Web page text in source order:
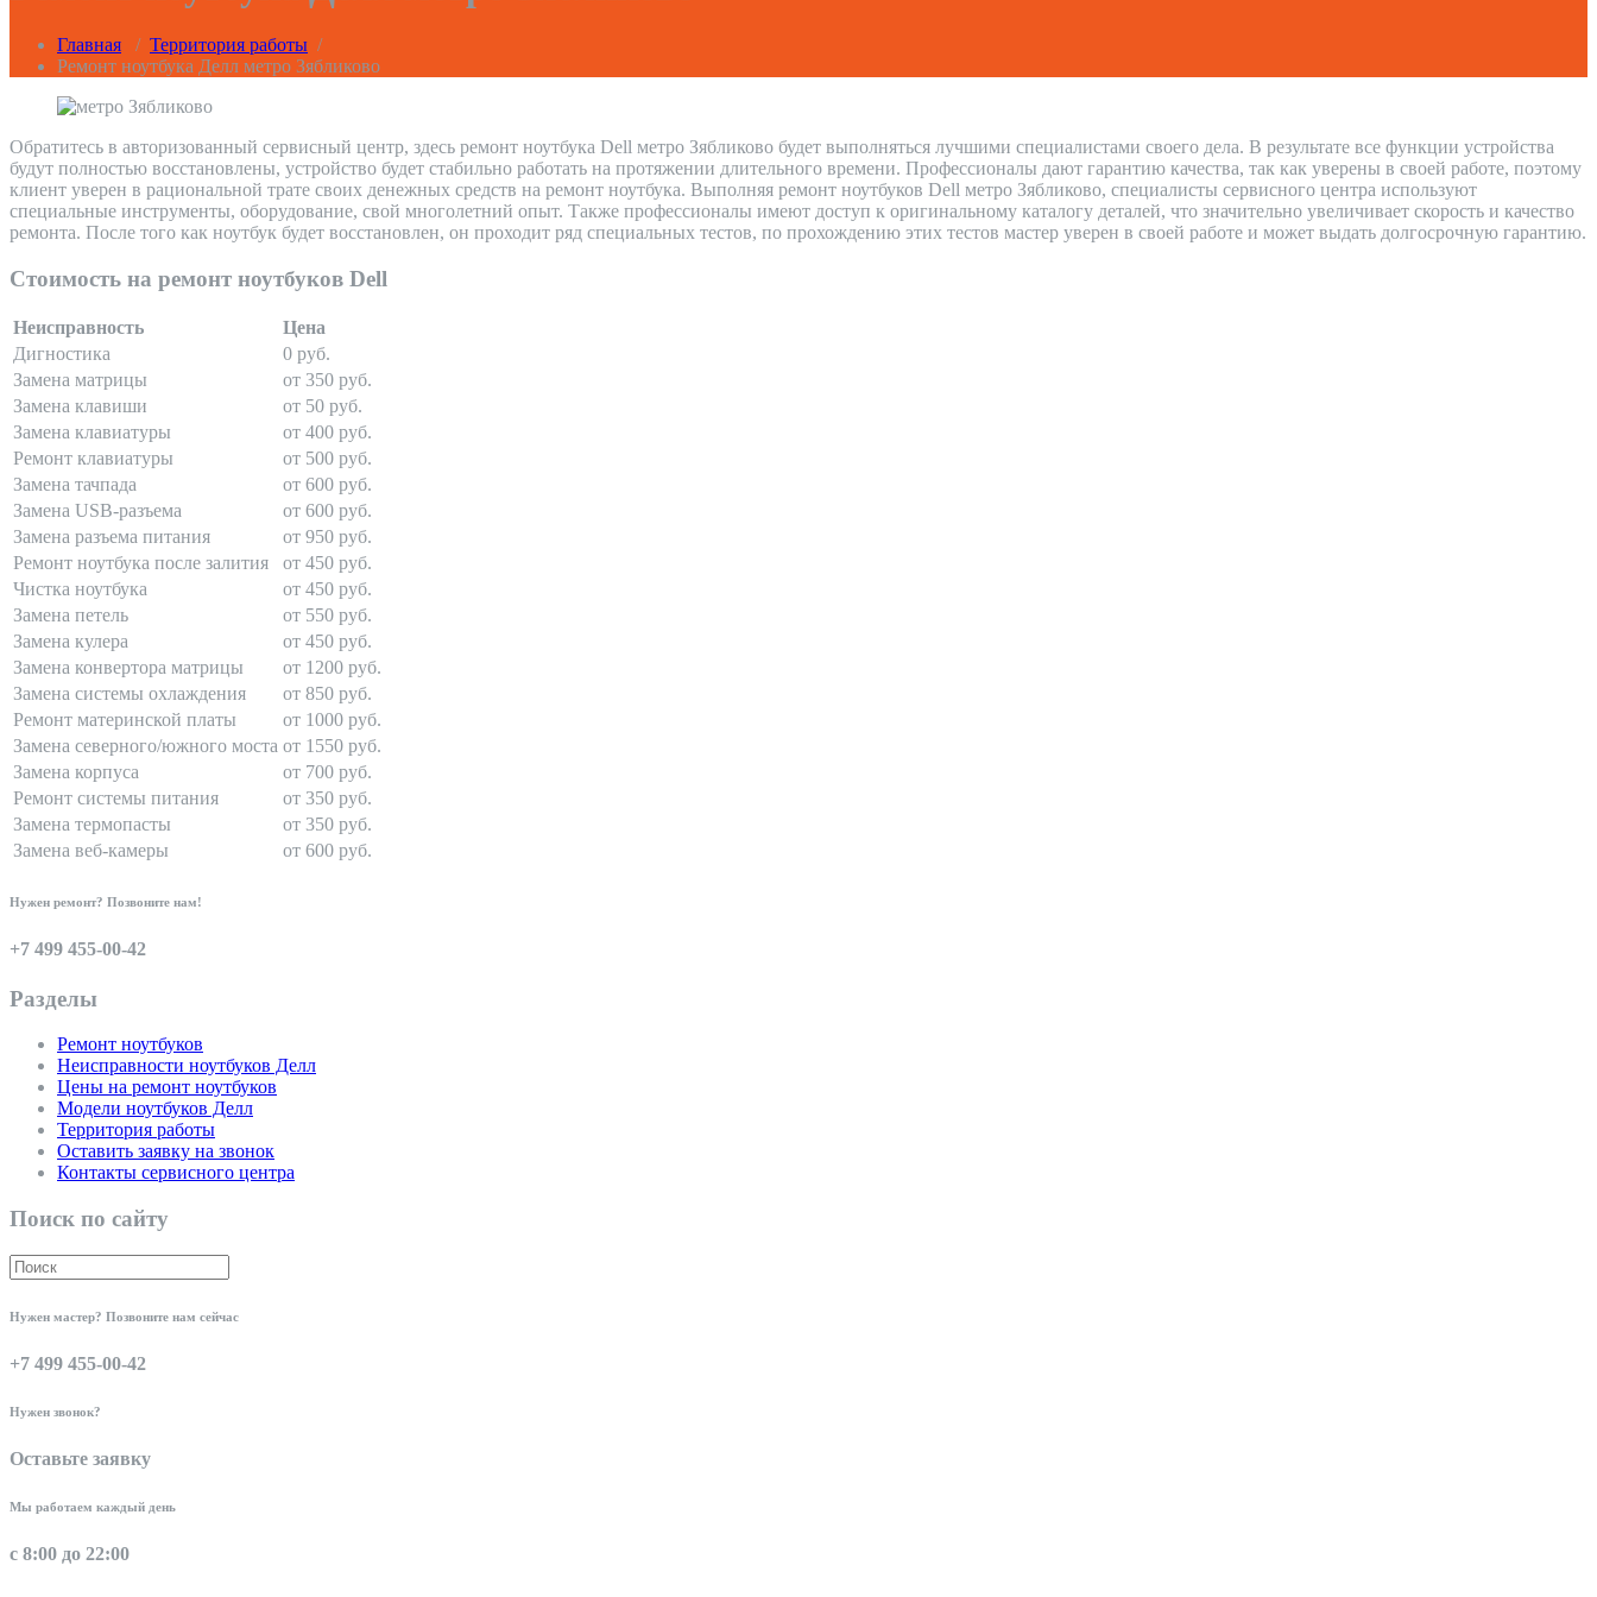
Главная / Территория работы /
Ремонт ноутбука Делл метро Зябликово
Обратитесь в авторизованный сервисный центр, здесь ремонт ноутбука Dell метро Зябликово будет выполняться лучшими специалистами своего дела. В результате все функции устройства
будут полностью восстановлены, устройство будет стабильно работать на протяжении длительного времени. Профессионалы дают гарантию качества, так как уверены в своей работе, поэтому
клиент уверен в рациональной трате своих денежных средств на ремонт ноутбука. Выполняя ремонт ноутбуков Dell метро Зябликово, специалисты сервисного центра используют
специальные инструменты, оборудование, свой многолетний опыт. Также профессионалы имеют доступ к оригинальному каталогу деталей, что значительно увеличивает скорость и качество
ремонта. После того как ноутбук будет восстановлен, он проходит ряд специальных тестов, по прохождению этих тестов мастер уверен в своей работе и может выдать долгосрочную гарантию.
Стоимость на ремонт ноутбуков Dell
Неисправность
Цена
Дигностика
0 руб.
Замена матрицы
от 350 руб.
Замена клавиши
от 50 руб.
Замена клавиатуры
от 400 руб.
Ремонт клавиатуры
от 500 руб.
Замена тачпада
от 600 руб.
Замена USB-разъема
от 600 руб.
Замена разъема питания
от 950 руб.
Ремонт ноутбука после залития
от 450 руб.
Чистка ноутбука
от 450 руб.
Замена петель
от 550 руб.
Замена кулера
от 450 руб.
Замена конвертора матрицы
от 1200 руб.
Замена системы охлаждения
от 850 руб.
Ремонт материнской платы
от 1000 руб.
Замена северного/южного моста от 1550 руб.
Замена корпуса
от 700 руб.
Ремонт системы питания
от 350 руб.
Замена термопасты
от 350 руб.
Замена веб-камеры
от 600 руб.
Нужен ремонт? Позвоните нам!
+7 499 455-00-42
Разделы
Ремонт ноутбуков
Неисправности ноутбуков Делл
Цены на ремонт ноутбуков
Модели ноутбуков Делл
Территория работы
Оставить заявку на звонок
Контакты сервисного центра
Поиск по сайту
Нужен мастер? Позвоните нам сейчас
+7 499 455-00-42
Нужен звонок?
Оставьте заявку
Мы работаем каждый день
с 8:00 до 22:00